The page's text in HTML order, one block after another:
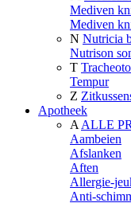
Mediven
Mediven
N Nutricia
Nutrison
T
Tempur
Z
Apotheek
A ALLE
Aambeien
Afslanken
Aften
Allergie-
Anti-